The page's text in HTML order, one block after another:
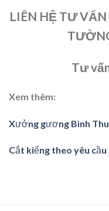
LIÊN HỆ TƯ
Tư
Xem thêm:
Xưởng gương Bình
Cắt kiếng theo yêu cầu